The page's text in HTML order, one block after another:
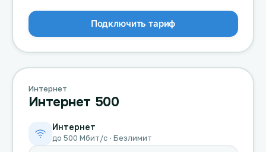
Подключить тариф
Интернет
Интернет 500
Интернет
до 500 Мбит/с · Безлимит